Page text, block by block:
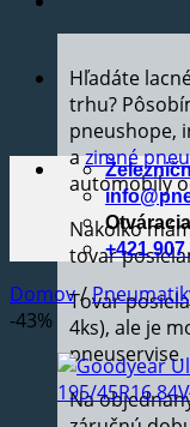
Hľadáte
trhu?
pneushope,
azimné
automobily
Nakoľko
tovar
Tovar
4ks), ale je
pneuservise.
Na
+421 907
Domov/
-43%